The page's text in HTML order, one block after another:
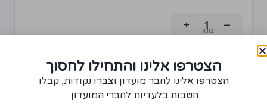
−
+
הוספה לסל
הצטרפו אלינו והתחילו לחסוך
הצטרפו אלינו לחבר מועדון וצברו נקודות, קבלו
הטבות בלעדיות לחברי המועדון.